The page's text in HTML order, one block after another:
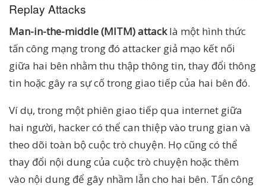
Replay Attacks
Man-in-the-middle (MITM) attacklà một hình thức
tấn công mạng trong đó attacker giả mạo kết nối
giữa hai bên nhằm thu thập thông tin, thay đổi thông
tin hoặc gây ra sự cố trong giao tiếp của hai bên đó.
Ví dụ, trong một phiên giao tiếp qua internet giữa
hai người, hacker có thể can thiệp vào trung gian và
theo dõi toàn bộ cuộc trò chuyện. Họ cũng có thể
thay đổi nội dung của cuộc trò chuyện hoặc thêm
vào nội dung để gây nhầm lẫn cho hai bên. Tấn công